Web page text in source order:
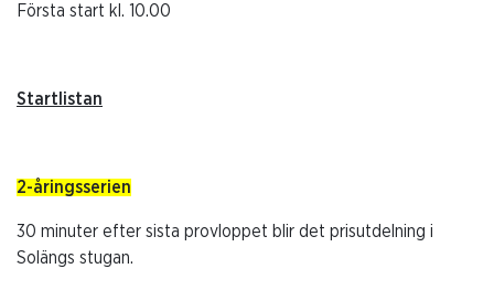
Första start kl. 10.00
Startlistan
2-åringsserien
30 minuter efter sista provloppet blir det prisutdelning i
Solängs stugan.